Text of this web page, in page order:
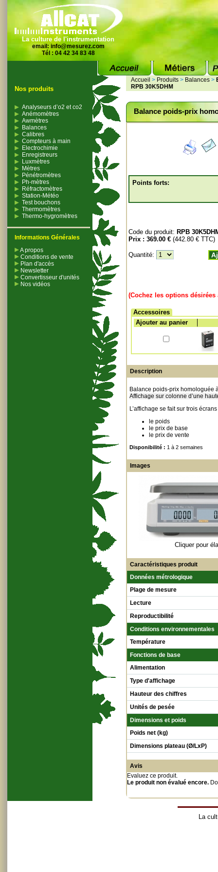
La culture de l'instrumentation
email: info@mesurez.com
Tél : 04 42 34 83 48
Nos produits
Analyseurs d’o2 et co2
Anémomètres
Awmètres
Balances
Calibres
Compteurs à main
Electrochimie
Enregistreurs
Luxmètres
Mètres
Pénétromètres
Ph-mètres
Réfractomètres
Station-Météo
Test bouchons
Thermomètres
Thermo-hygromètres
Informations Générales
A propos
Conditions de vente
Plan d'accès
Newsletter
Convertisseur d'unités
Nos vidéos
Accueil > Produits > Balances >
RPB 30K5DHM
Balance poids-prix
Points forts:
Code du produit: RPB
Prix : 369.00 € (442.80 € TTC)
Quantité:
(Cochez les options
Accessoires
Ajouter au panier
Description
Balance poids-prix homologuée
Affichage sur colonne d’une
L’affichage se fait sur trois
le poids
le prix de base
le prix de vente
Disponibilité : 1 à 2 semaines
Images
Cliquer pour
Caractéristiques produit
Données métrologique
Plage de mesure
Lecture
Reproductibilité
Conditions environnementales
Température
Fonctions de base
Alimentation
Type d'affichage
Hauteur des chiffres
Unités de pesée
Dimensions et poids
Poids net (kg)
Dimensions plateau (Ø/LxP)
Avis
Evaluez ce produit.
Le produit non évalué encore.
La